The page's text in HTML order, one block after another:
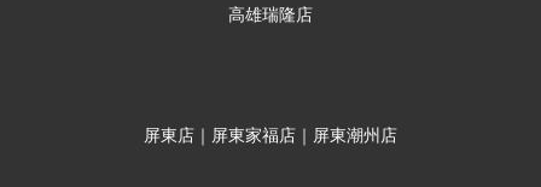
高雄瑞隆店
屏東店｜屏東家福店｜屏東潮州店